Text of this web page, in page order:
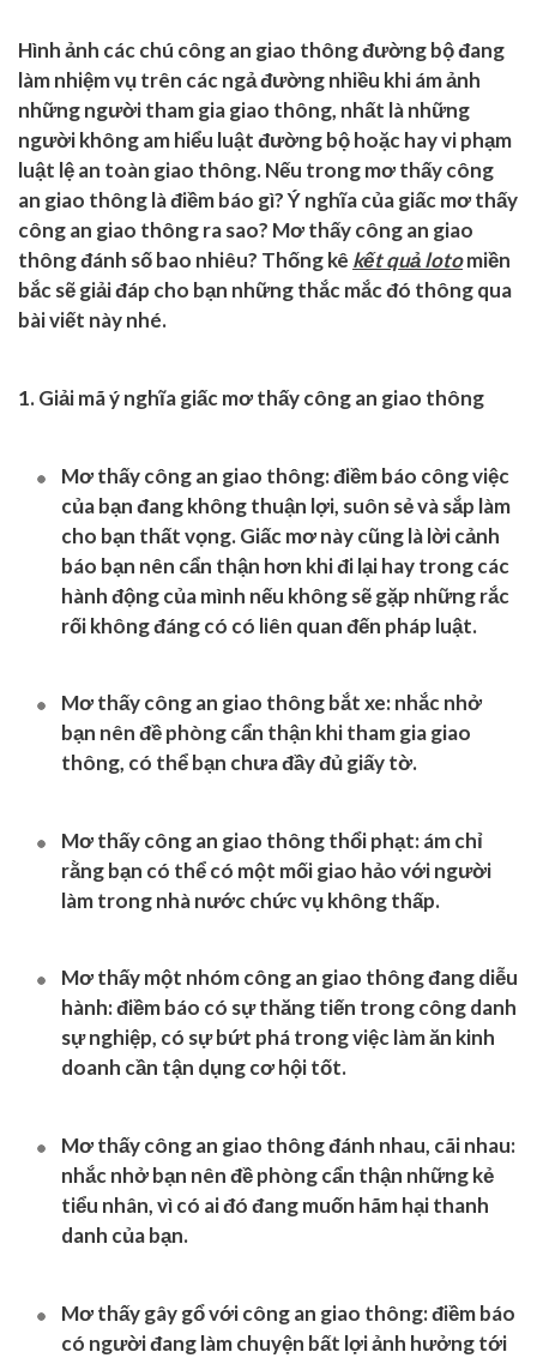
Hình ảnh các chú công an giao thông đường bộ đang
làm nhiệm vụ trên các ngả đường nhiều khi ám ảnh
những người tham gia giao thông, nhất là những
người không am hiểu luật đường bộ hoặc hay vi phạm
luật lệ an toàn giao thông. Nếu trong mơ thấy công
an giao thông là điềm báo gì? Ý nghĩa của giấc mơ thấy
công an giao thông ra sao? Mơ thấy công an giao
thông đánh số bao nhiêu? Thống kê kết quả lotomiền
bắc sẽ giải đáp cho bạn những thắc mắc đó thông qua
bài viết này nhé.
1. Giải mã ý nghĩa giấc mơ thấy công an giao thông
Mơ thấy công an giao thông: điềm báo công việc
của bạn đang không thuận lợi, suôn sẻ và sắp làm
cho bạn thất vọng. Giấc mơ này cũng là lời cảnh
báo bạn nên cẩn thận hơn khi đi lại hay trong các
hành động của mình nếu không sẽ gặp những rắc
rối không đáng có có liên quan đến pháp luật.
Mơ thấy công an giao thông bắt xe: nhắc nhở
bạn nên đề phòng cẩn thận khi tham gia giao
thông, có thể bạn chưa đầy đủ giấy tờ.
Mơ thấy công an giao thông thổi phạt: ám chỉ
rằng bạn có thể có một mối giao hảo với người
làm trong nhà nước chức vụ không thấp.
Mơ thấy một nhóm công an giao thông đang diễu
hành: điềm báo có sự thăng tiến trong công danh
sự nghiệp, có sự bứt phá trong việc làm ăn kinh
doanh cần tận dụng cơ hội tốt.
Mơ thấy công an giao thông đánh nhau, cãi nhau:
nhắc nhở bạn nên đề phòng cẩn thận những kẻ
tiểu nhân, vì có ai đó đang muốn hãm hại thanh
danh của bạn.
Mơ thấy gây gổ với công an giao thông: điềm báo
có người đang làm chuyện bất lợi ảnh hưởng tới